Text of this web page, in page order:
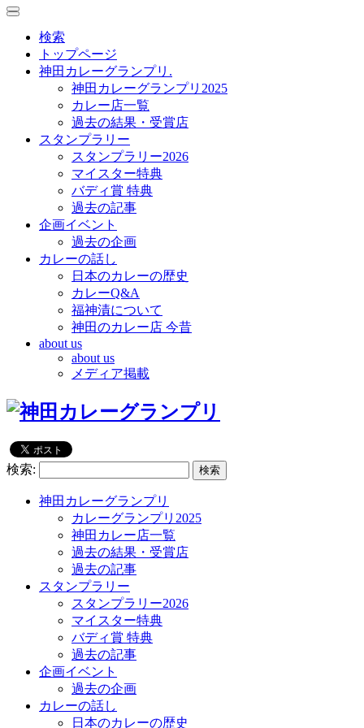
toggle
toggle
navigation
検索
トップページ
神田カレーグランプリ.
神田カレーグランプリ2025
カレー店一覧
過去の結果・受賞店
スタンプラリー
スタンプラリー2026
マイスター特典
バディ賞 特典
過去の記事
企画イベント
過去の企画
カレーの話し
日本のカレーの歴史
カレーQ&A
福神漬について
神田のカレー店 今昔
about us
about us
メディア掲載
検索:
神田カレーグランプリ
カレーグランプリ2025
神田カレー店一覧
過去の結果・受賞店
過去の記事
スタンプラリー
スタンプラリー2026
マイスター特典
バディ賞 特典
過去の記事
企画イベント
過去の企画
カレーの話し
日本のカレーの歴史